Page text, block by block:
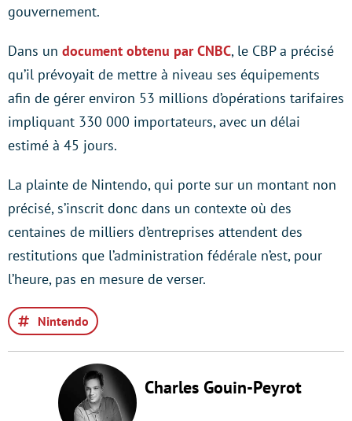
gouvernement.
Dans un document obtenu par CNBC, le CBP a précisé
qu’il prévoyait de mettre à niveau ses équipements
afin de gérer environ 53 millions d’opérations tarifaires
impliquant 330 000 importateurs, avec un délai
estimé à 45 jours.
La plainte de Nintendo, qui porte sur un montant non
précisé, s’inscrit donc dans un contexte où des
centaines de milliers d’entreprises attendent des
restitutions que l’administration fédérale n’est, pour
l’heure, pas en mesure de verser.
Nintendo
Charles Gouin-Peyrot